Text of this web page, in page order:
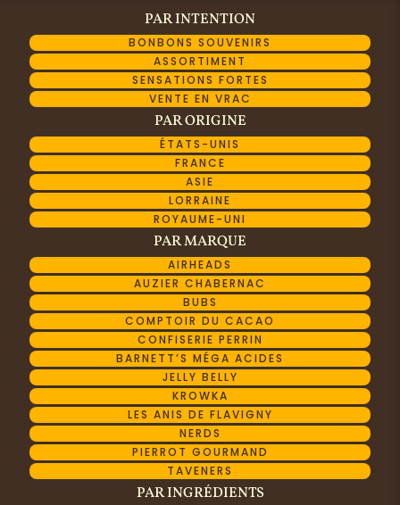
PAR INTENTION
BONBONS SOUVENIRS
ASSORTIMENT
SENSATIONS FORTES
VENTE EN VRAC
PAR ORIGINE
ÉTATS-UNIS
FRANCE
ASIE
LORRAINE
ROYAUME-UNI
PAR MARQUE
AIRHEADS
AUZIER CHABERNAC
BUBS
COMPTOIR DU CACAO
CONFISERIE PERRIN
BARNETT’S MÉGA ACIDES
JELLY BELLY
KROWKA
LES ANIS DE FLAVIGNY
NERDS
PIERROT GOURMAND
TAVENERS
PAR INGRÉDIENTS